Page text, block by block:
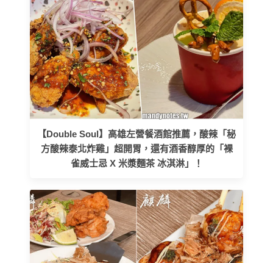
【Double Soul】高雄左營餐酒館推薦，酸辣「秘
方酸辣泰北炸雞」超開胃，還有酒香醇厚的「裸
雀威士忌 X 米漿麵茶 冰淇淋」！